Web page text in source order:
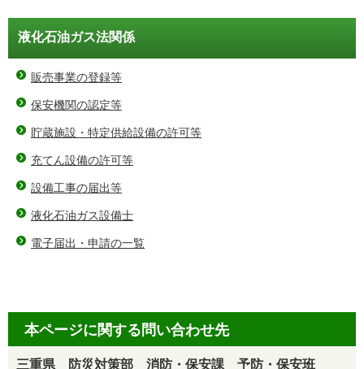
液化石油ガス法関係
販売事業の登録等
保安機関の認定等
貯蔵施設・特定供給設備の許可等
充てん設備の許可等
設備工事の届出等
液化石油ガス設備士
電子届出・申請の一覧
本ページに関する問い合わせ先
三重県 防災対策部 消防・保安課 予防・保安班